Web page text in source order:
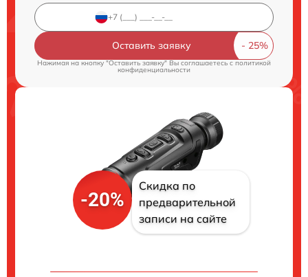
Оставить заявку
Нажимая на кнопку "Оставить заявку" Вы соглашаетесь cполитикой
конфиденциальности
-20%
Скидка по
предварительной
записи на сайте